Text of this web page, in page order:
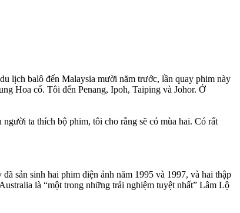
lịch balô đến Malaysia mười năm trước, lần quay phim này
Hoa cổ. Tôi đến Penang, Ipoh, Taiping và Johor. Ở
ta thích bộ phim, tôi cho rằng sẽ có mùa hai. Có rất
sản sinh hai phim điện ảnh năm 1995 và 1997, và hai thập
là “một trong những trải nghiệm tuyệt nhất” Lâm Lộ